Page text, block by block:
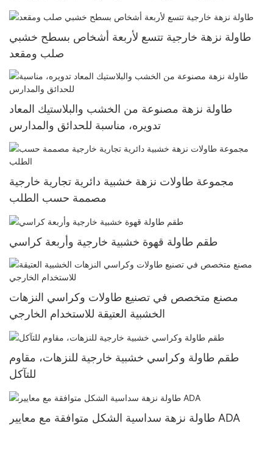
طاولة نزهة خارجية تتسع لأربعة أشخاص بسطح خشبي
صلب ومقعد
طاولة نزهة مصنوعة من الخشب والبلاستيك المعاد
تدويره، مناسبة للحدائق والمدارس
مجموعة طاولات نزهة خشبية دائرية تجارية خارجية
مصممة حسب الطلب
طقم طاولة قهوة خشبية خارجية وأربعة كراسي
مصنع متخصص في تصنيع طاولات وكراسي النزهات
الخشبية العتيقة للاستخدام الخارجي
طقم طاولة وكراسي خشبية خارجية للنزهات، مقاوم
للتآكل
طاولة نزهة سداسية الشكل متوافقة مع معايير ADA